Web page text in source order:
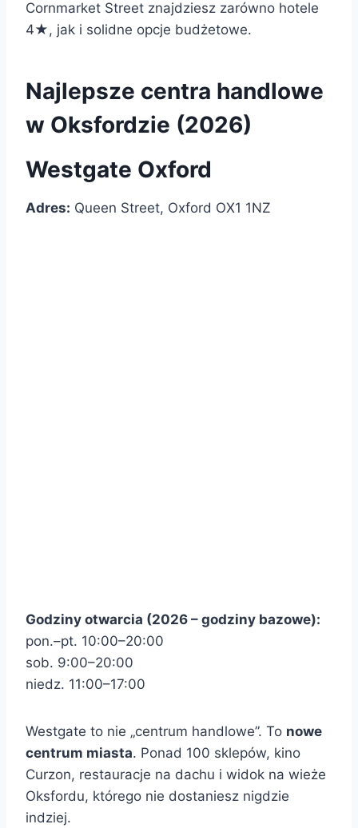
Cornmarket Street znajdziesz zarówno hotele
4★, jak i solidne opcje budżetowe.
Najlepsze centra handlowe
w Oksfordzie (2026)
Westgate Oxford
Adres: Queen Street, Oxford OX1 1NZ
Godziny otwarcia (2026 – godziny bazowe):
pon.–pt. 10:00–20:00
sob. 9:00–20:00
niedz. 11:00–17:00
Westgate to nie „centrum handlowe”. To nowe
centrum miasta. Ponad 100 sklepów, kino
Curzon, restauracje na dachu i widok na wieże
Oksfordu, którego nie dostaniesz nigdzie
indziej.